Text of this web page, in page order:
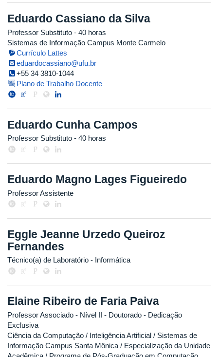
Eduardo Cassiano da Silva
Professor Substituto - 40 horas
Sistemas de Informação Campus Monte Carmelo
Currículo Lattes
eduardocassiano@ufu.br
+55 34 3810-1044
Plano de Trabalho Docente
Eduardo Cunha Campos
Professor Substituto - 40 horas
Eduardo Magno Lages Figueiredo
Professor Assistente
Eggle Jeanne Urzedo Queiroz
Fernandes
Técnico(a) de Laboratório - Informática
Elaine Ribeiro de Faria Paiva
Professor Associado - Nível II - Doutorado - Dedicação
Exclusiva
Ciência da Computação / Inteligência Artificial / Sistemas de
Informação Campus Santa Mônica / Especialização da Unidade